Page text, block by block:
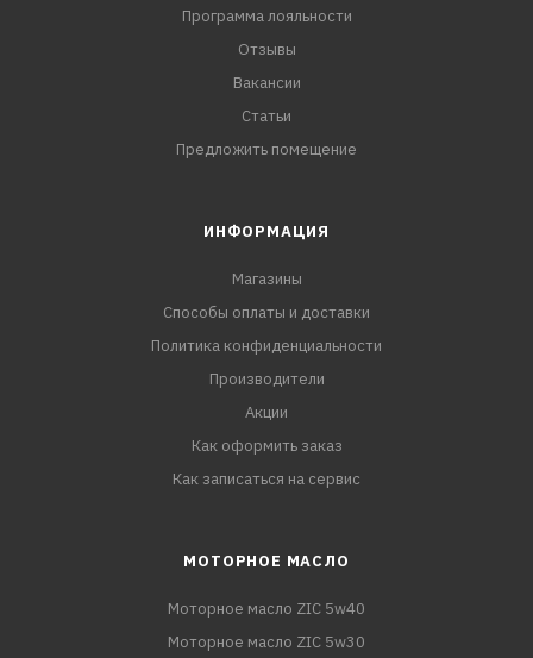
Программа лояльности
Отзывы
Вакансии
Статьи
Предложить помещение
ИНФОРМАЦИЯ
Магазины
Способы оплаты и доставки
Политика конфиденциальности
Производители
Акции
Как оформить заказ
Как записаться на сервис
МОТОРНОЕ МАСЛО
Моторное масло ZIC 5w40
Моторное масло ZIC 5w30